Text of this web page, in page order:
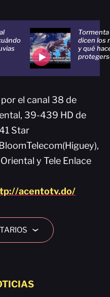
dicen los
y qué
el canal 38 de
39-439 HD de
Star
y Tele Enlace
acentotv.do/
›